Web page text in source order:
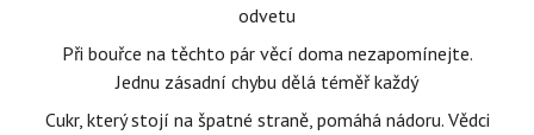
odvetu
Při bouřce na těchto pár věcí doma nezapomínejte.
Jednu zásadní chybu dělá téměř každý
Cukr, který stojí na špatné straně, pomáhá nádoru. Vědci